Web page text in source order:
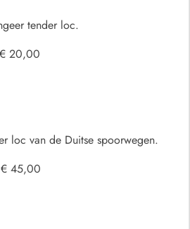
tender loc.
€ 20,00
loc van de Duitse spoorwegen.
€ 45,00